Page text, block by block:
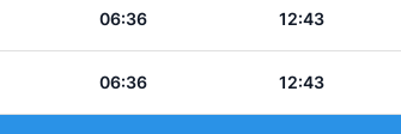
06:36 12:43
06:36 12:43